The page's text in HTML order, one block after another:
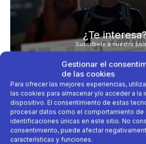
Gestionar el
de las cookies
Para ofrecer las mejores experiencias,
las cookies para almacenar y/o acceder a la
dispositivo. El consentimiento de estas
procesar datos como el comportamiento de
identificaciones únicas en este sitio. No
consentimiento, puede afectar
características y funciones.
¿Te
Suscríbete a nuestro
Al enviar aceptas nuestra
privacidad.